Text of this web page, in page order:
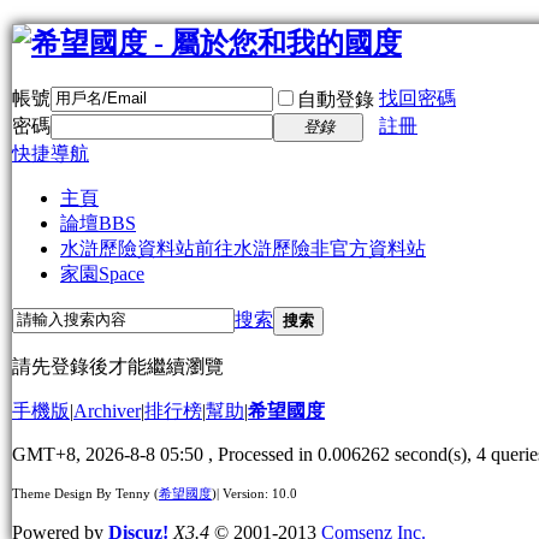
帳號 自動登錄 找回密碼
密碼
登錄
註冊
快捷導航
主頁
論壇BBS
水滸歷險資料站前往水滸歷險非官方資料站
家園 Space
搜索 搜索
請先登錄後才能繼續瀏覽
手機版|Archiver|排行榜|幫助|希望國度
GMT+8, 2026-8-8 05:50 , Processed in 0.006262 second(s), 4
Theme Design By Tenny (希望國度)| Version: 10.0
Powered by Discuz! X3.4 © 2001-2013 Comsenz Inc.